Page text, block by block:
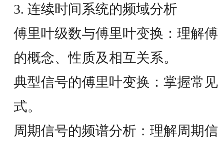
3. 连续时间系统的频域分析
傅里叶级数与傅里叶变换：理解
的概念、性质及相互关系。
典型信号的傅里叶变换：掌握常
式。
周期信号的频谱分析：理解周期